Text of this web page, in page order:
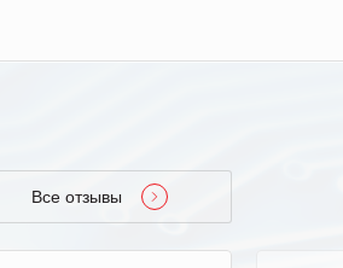
Все отзывы